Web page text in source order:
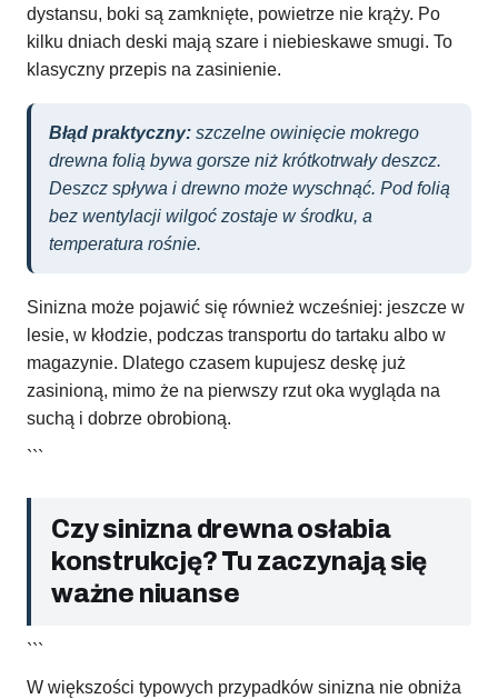
dystansu, boki są zamknięte, powietrze nie krąży. Po
kilku dniach deski mają szare i niebieskawe smugi. To
klasyczny przepis na zasinienie.
Błąd praktyczny: szczelne owinięcie mokrego
drewna folią bywa gorsze niż krótkotrwały deszcz.
Deszcz spływa i drewno może wyschnąć. Pod folią
bez wentylacji wilgoć zostaje w środku, a
temperatura rośnie.
Sinizna może pojawić się również wcześniej: jeszcze w
lesie, w kłodzie, podczas transportu do tartaku albo w
magazynie. Dlatego czasem kupujesz deskę już
zasinioną, mimo że na pierwszy rzut oka wygląda na
suchą i dobrze obrobioną.
```
Czy sinizna drewna osłabia
konstrukcję? Tu zaczynają się
ważne niuanse
```
W większości typowych przypadków sinizna nie obniża